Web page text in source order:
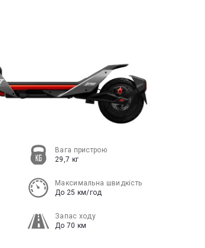
Вага пристрою
29,7 кг
Максимальна швидкість
До 25 км/год
Запас ходу
До 70 км